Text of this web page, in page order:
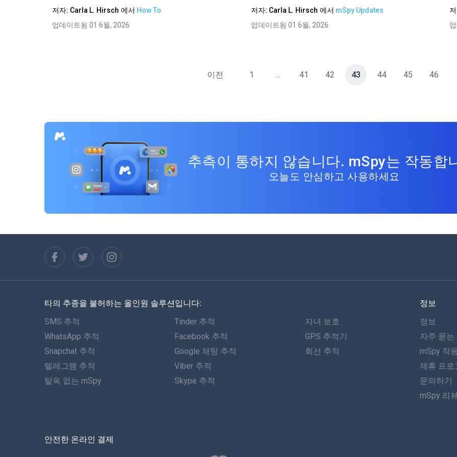
저자: Carla L. Hirsch 에서 How To
업데이트됨 01 6월, 2026
저자: Carla L. Hirsch 에서 mSpy Updates
업데이트됨 01 6월, 2026
이전 1 ... 41 42 43 44 45 46
추측이 통하지 않습니다. mSpy는 작동합
오늘도 안심하고 사용하세요
타의 추종을 불허하는 올인원 솔루션입니다:
SMS 추적
WhatsApp 추적
Snapchat 추적
텔레그램 추적
탈옥 없는 mSpy
Tinder 추적
Facebook 추적
Google 채팅 추적
Viber 추적
Skype 추적
자녀 보호
GPS 추적기
회선 추적
정보
정보
자주 묻는
mSpy 작
제휴 프로
문의하기
mSpy 리
안전한 온라인 결제